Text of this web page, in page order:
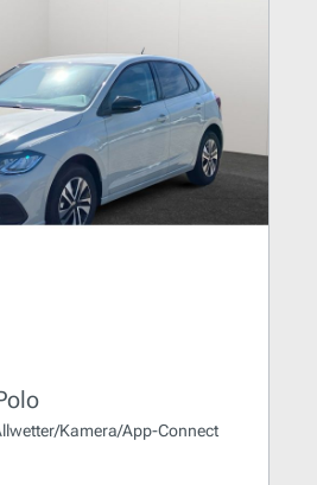
Kamera/App-Connect